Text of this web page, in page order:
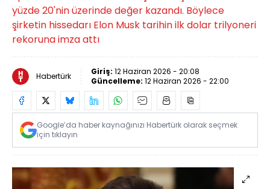
yüzde 20'nin üzerinde değer kazandı. Böylece
şirketin hissedarı Elon Musk tarihin ilk dolar trilyoneri
rekoruna imza attı
Habertürk Giriş: 12 Haziran 2026 - 20:08
Güncelleme: 12 Haziran 2026 - 22:00
Google’da haber kaynağınızı Habertürk olarak seçmek
için tıklayın